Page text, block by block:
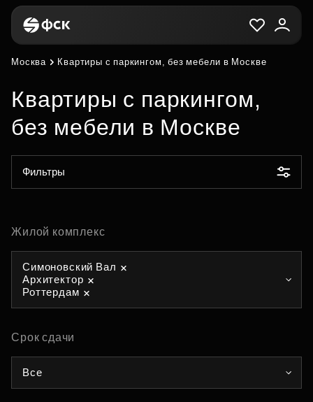
Москва Квартиры с паркингом, без мебели в Москве
Квартиры с паркингом,
без мебели в Москве
Фильтры
Жилой комплекс
Симоновский Вал
Архитектор
Роттердам
Срок сдачи
Все